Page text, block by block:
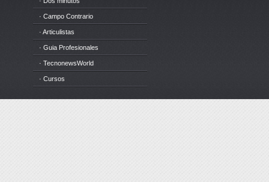
· Campo Contrario
· Articulistas
· Guia Profesionales
· TecnonewsWorld
· Cursos